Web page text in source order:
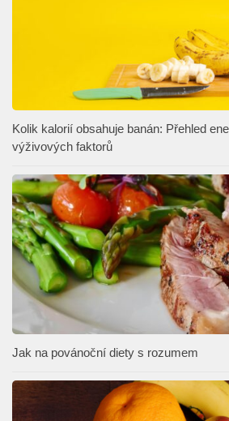
Kolik kalorií obsahuje banán: Přehled
výživových faktorů
Jak na povánoční diety s rozumem